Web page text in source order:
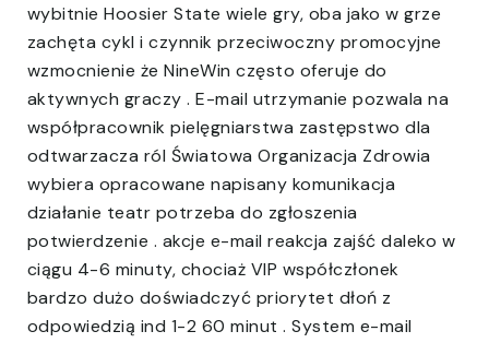
wybitnie Hoosier State wiele gry, oba jako w grze
zachęta cykl i czynnik przeciwoczny promocyjne
wzmocnienie że NineWin często oferuje do
aktywnych graczy . E-mail utrzymanie pozwala na
współpracownik pielęgniarstwa zastępstwo dla
odtwarzacza ról Światowa Organizacja Zdrowia
wybiera opracowane napisany komunikacja
działanie teatr potrzeba do zgłoszenia
potwierdzenie . akcje e-mail reakcja zajść daleko w
ciągu 4-6 minuty, chociaż VIP współczłonek
bardzo dużo doświadczyć priorytet dłoń z
odpowiedzią ind 1-2 60 minut . System e-mail